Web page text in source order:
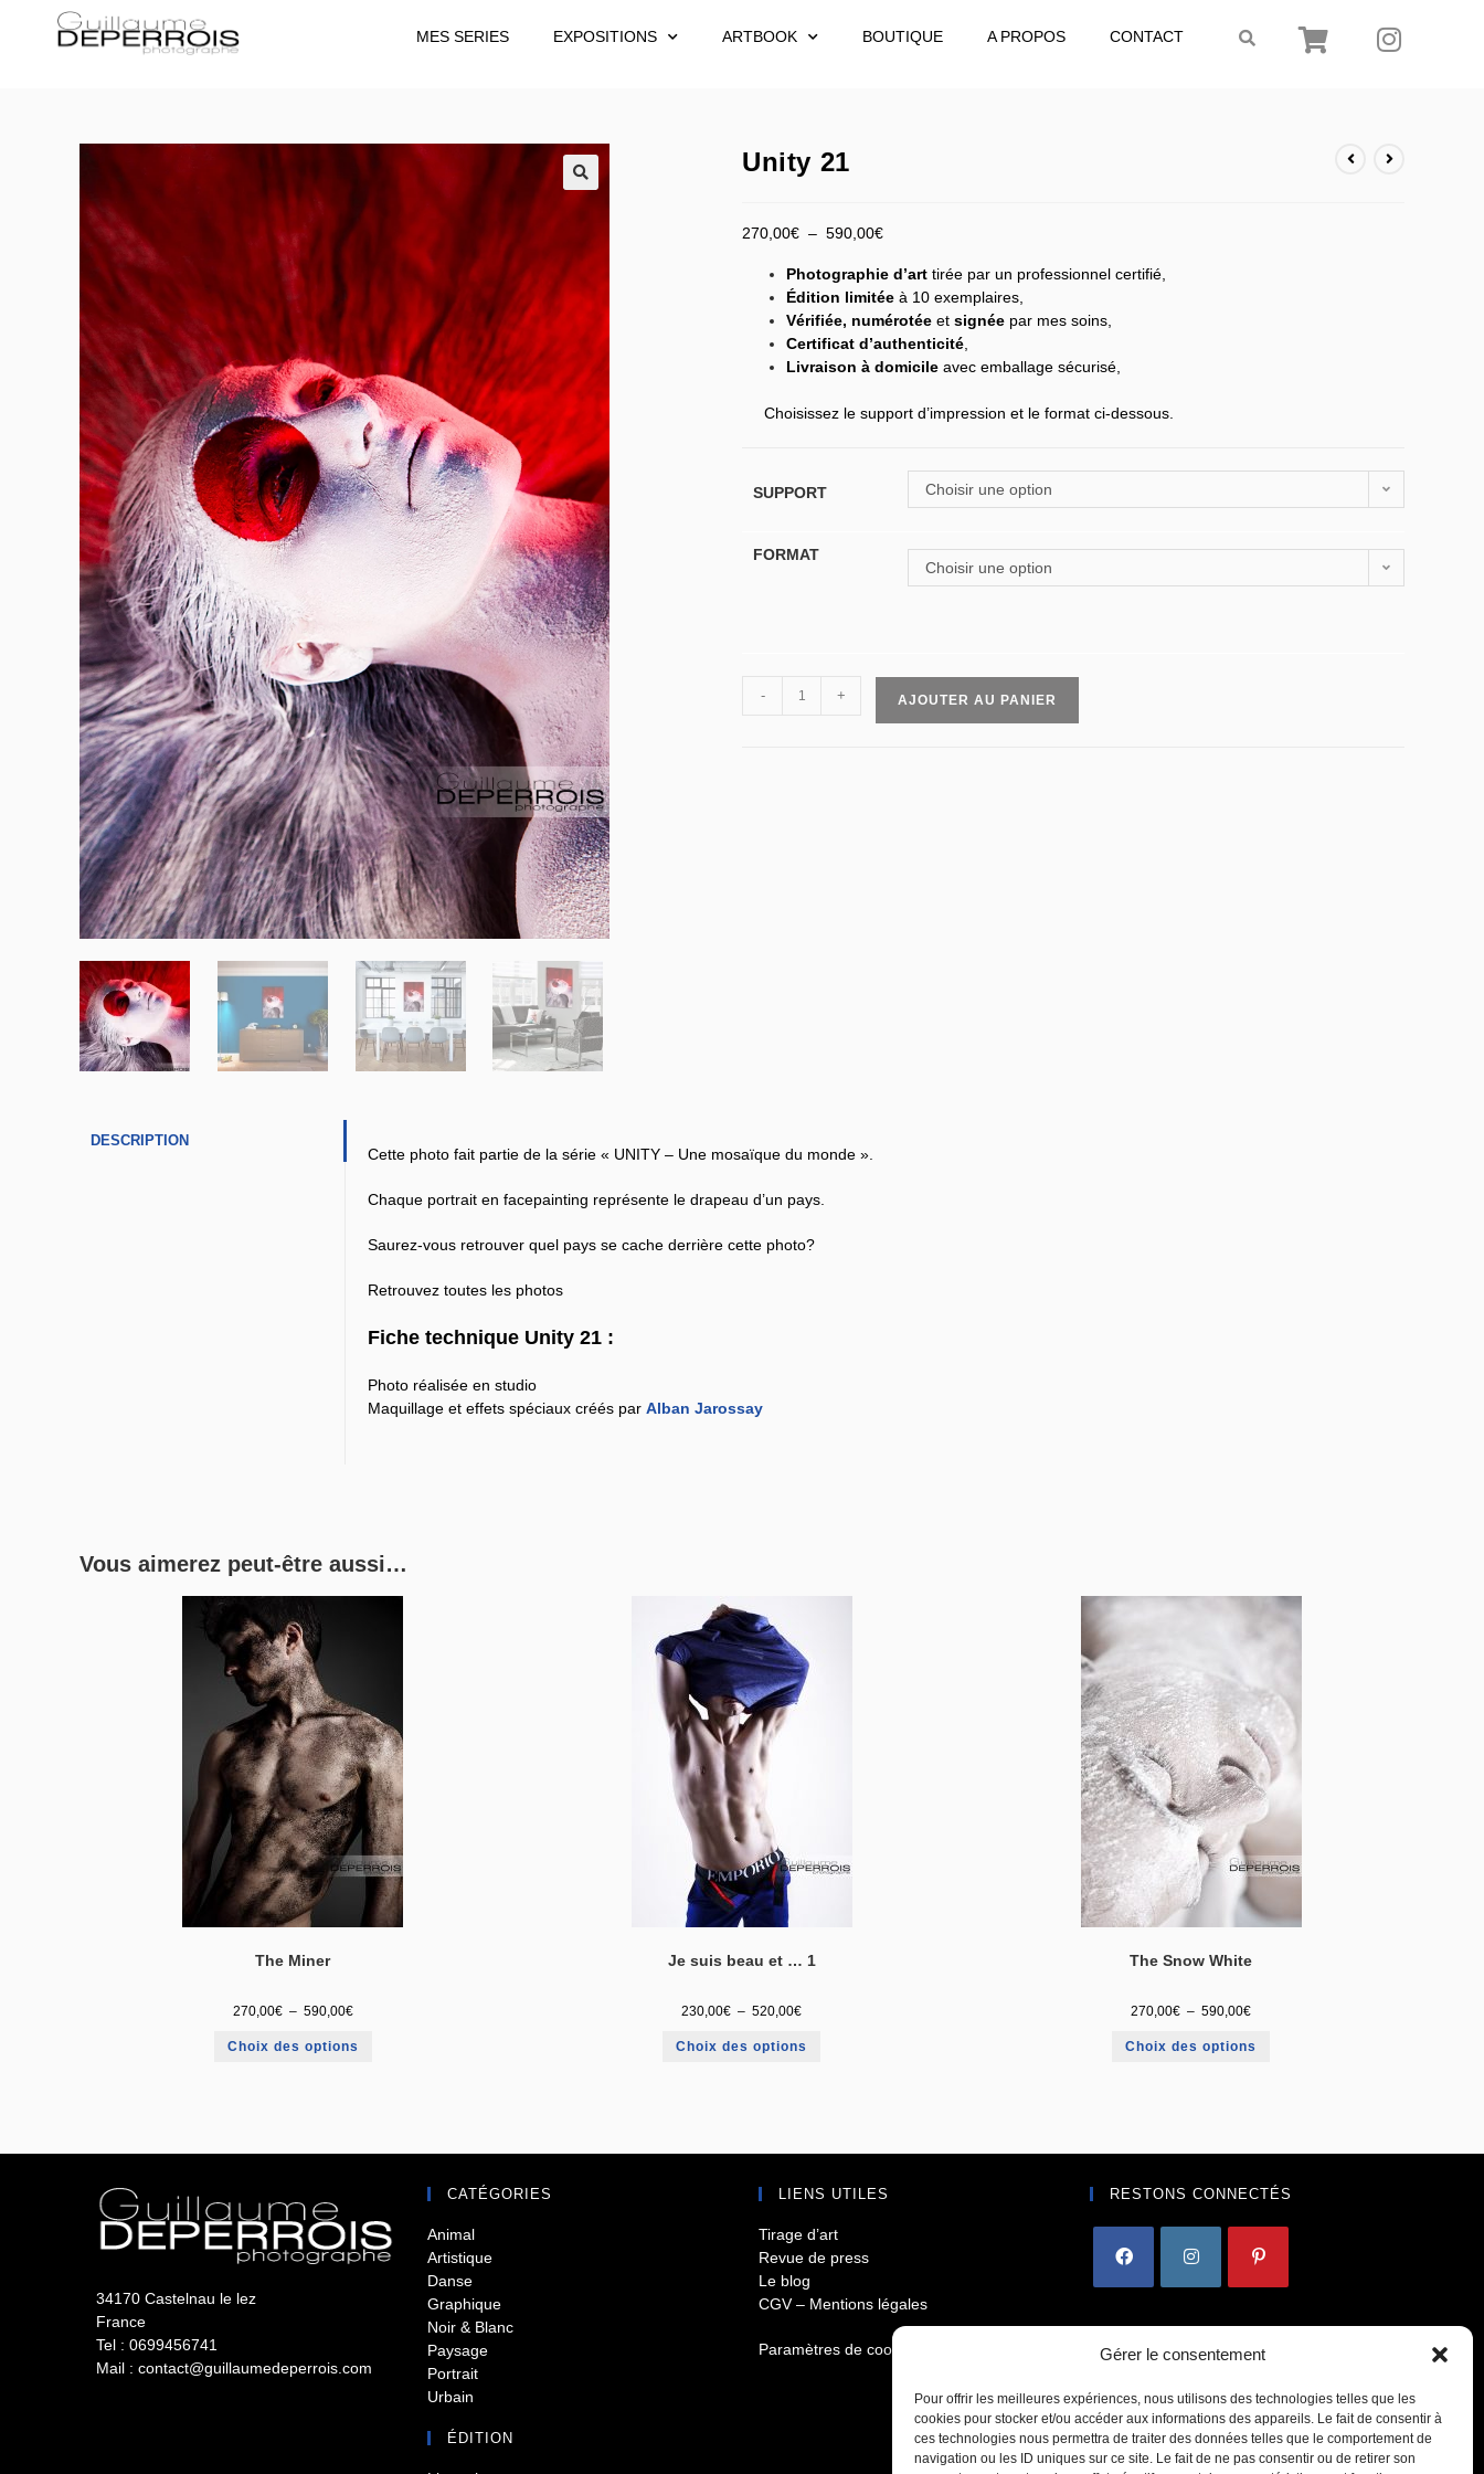
Gérer le consentement
Pour offrir les meilleures expériences, nous utilisons des technologies telles que les
cookies pour stocker et/ou accéder aux informations des appareils. Le fait de consentir à
ces technologies nous permettra de traiter des données telles que le comportement de
navigation ou les ID uniques sur ce site. Le fait de ne pas consentir ou de retirer son
MES SERIES EXPOSITIONS ARTBOOK BOUTIQUE A PROPOS CONTACT
Unity 21
270,00€ – 590,00€
Photographie d’art tirée par un professionnel certifié,
Édition limitée à 10 exemplaires,
Vérifiée, numérotée et signée par mes soins,
Certificat d’authenticité
Livraison à domicile avec emballage sécurisé,
Choisissez le support d’impression et le format ci-dessous.
SUPPORT Choisir une option
FORMAT
Choisir une option
- + AJOUTER AU PANIER
DESCRIPTION
Cette photo fait partie de la série « UNITY – Une mosaïque du monde ».
Chaque portrait en facepainting représente le drapeau d’un pays.
Saurez-vous retrouver quel pays se cache derrière cette photo?
Retrouvez toutes les photos
Fiche technique Unity 21 :
Photo réalisée en studio
Maquillage et effets spéciaux créés par Alban Jarossay
Vous aimerez peut-être aussi…
The Miner
270,00€ – 590,00€
Choix des options
Je suis beau et … 1
230,00€ – 520,00€
Choix des options
The Snow White
270,00€ – 590,00€
Choix des options
34170 Castelnau le lez
France
Tel : 0699456741
Mail : contact@guillaumedeperrois.com
CATÉGORIES
Animal
Artistique
Danse
Graphique
Noir & Blanc
Paysage
Portrait
Urbain
ÉDITION
LIENS UTILES
Tirage d’art
Revue de press
Le blog
CGV – Mentions légales
Paramètres de cookies
RESTONS CONNECTÉS